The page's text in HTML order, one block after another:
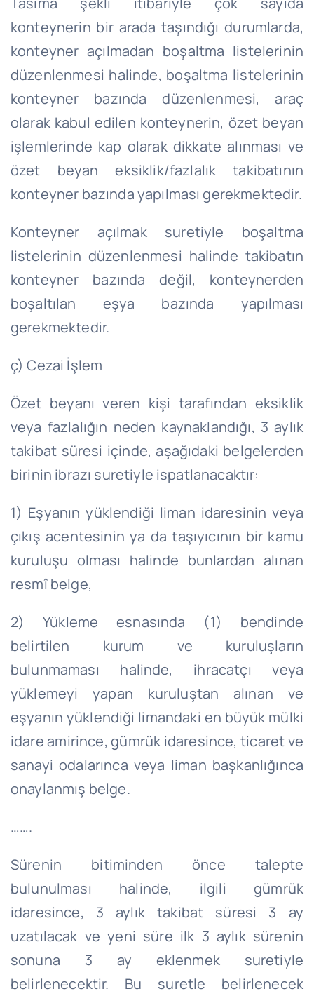
konteynerin bir arada taşındığı durumlarda,
konteyner açılmadan boşaltma listelerinin
düzenlenmesi halinde, boşaltma listelerinin
konteyner bazında düzenlenmesi, araç
olarak kabul edilen konteynerin, özet beyan
işlemlerinde kap olarak dikkate alınması ve
özet beyan eksiklik/fazlalık takibatının
konteyner bazında yapılması gerekmektedir.
Konteyner açılmak suretiyle boşaltma
listelerinin düzenlenmesi halinde takibatın
konteyner bazında değil, konteynerden
boşaltılan eşya bazında yapılması
gerekmektedir.
ç) Cezai İşlem
Özet beyanı veren kişi tarafından eksiklik
veya fazlalığın neden kaynaklandığı, 3 aylık
takibat süresi içinde, aşağıdaki belgelerden
birinin ibrazı suretiyle ispatlanacaktır:
1) Eşyanın yüklendiği liman idaresinin veya
çıkış acentesinin ya da taşıyıcının bir kamu
kuruluşu olması halinde bunlardan alınan
resmî belge,
2) Yükleme esnasında (1) bendinde
belirtilen kurum ve kuruluşların
bulunmaması halinde, ihracatçı veya
yüklemeyi yapan kuruluştan alınan ve
eşyanın yüklendiği limandaki en büyük mülki
idare amirince, gümrük idaresince, ticaret ve
sanayi odalarınca veya liman başkanlığınca
onaylanmış belge.
…….
Sürenin bitiminden önce talepte
bulunulması halinde, ilgili gümrük
idaresince, 3 aylık takibat süresi 3 ay
uzatılacak ve yeni süre ilk 3 aylık sürenin
sonuna 3 ay eklenmek suretiyle
belirlenecektir. Bu suretle belirlenecek